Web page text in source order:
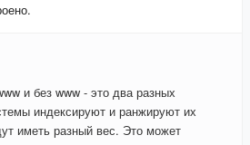
и без www - это два разных
индексируют и ранжируют их
иметь разный вес. Это может